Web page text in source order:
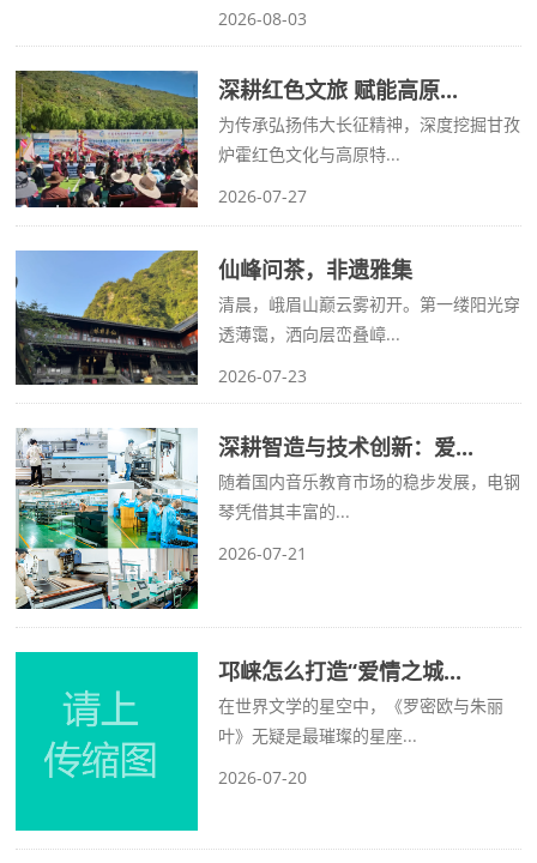
2026-08-03
深耕红色文旅 赋能高原...
为传承弘扬伟大长征精神，深度挖掘甘孜
炉霍红色文化与高原特...
2026-07-27
仙峰问茶，非遗雅集
清晨，峨眉山巅云雾初开。第一缕阳光穿
透薄霭，洒向层峦叠嶂...
2026-07-23
深耕智造与技术创新：爱...
随着国内音乐教育市场的稳步发展，电钢
琴凭借其丰富的...
2026-07-21
邛崃怎么打造“爱情之城...
在世界文学的星空中，《罗密欧与朱丽
叶》无疑是最璀璨的星座...
2026-07-20